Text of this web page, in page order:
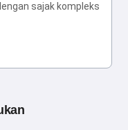
sajak kompleks